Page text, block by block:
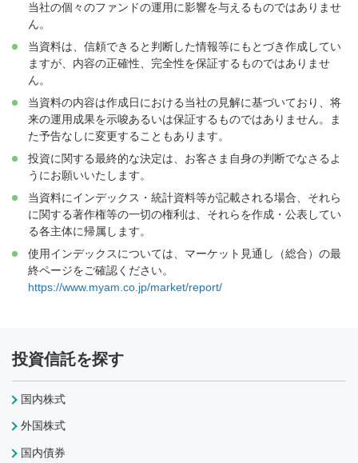
当社の個々のファンドの運用に影響を与えるものではありませ
ん。
当資料は、信頼できると判断した情報等にもとづき作成してい
ますが、内容の正確性、完全性を保証するものではありませ
ん。
当資料の内容は作成日における当社の見解に基づいており、将
来の運用成果を示唆あるいは保証するものではありません。ま
た予告なしに変更することもあります。
投資に関する最終的な決定は、お客さま自身の判断でなさるよ
うにお願いいたします。
当資料にインデックス・統計資料等が記載される場合、それら
に関する著作権等の一切の権利は、それらを作成・公表してい
る各主体に帰属します。
使用インデックスについては、マーケット見通し（総合）の最
終ページをご確認ください。
https://www.myam.co.jp/market/report/
投資信託を探す
国内株式
外国株式
国内債券